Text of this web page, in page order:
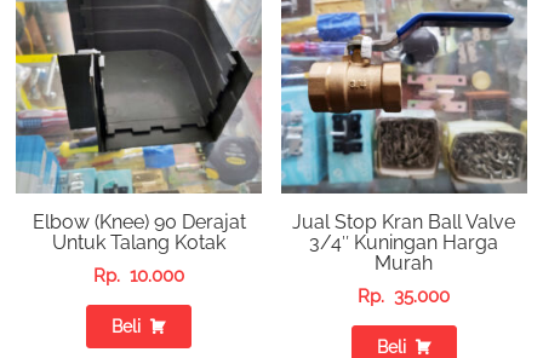
Elbow (Knee) 90 Derajat
Untuk Talang Kotak
Rp. 10.000
Beli
Jual Stop Kran Ball Valve
3/4″ Kuningan Harga
Murah
Rp. 35.000
Beli